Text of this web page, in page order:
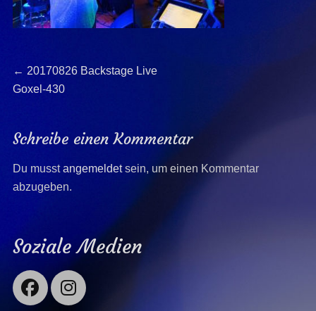
Beitragsnavigation
← Previous
post:
20170826 Backstage Live
Goxel-430
Schreibe einen Kommentar
Du musstangemeldetsein, um einen Kommentar
abzugeben.
Soziale Medien
Facebook
Instagram